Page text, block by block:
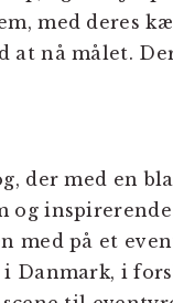
med deres
at nå målet.
der med en
og
med på et
Danmark, i